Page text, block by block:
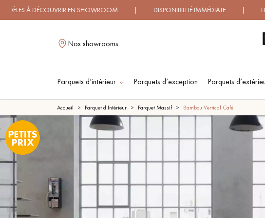
EN SHOWROOM | DISPONIBILITÉ IMMÉDIATE | LIVRAISON
Nos showrooms
Parquets d’intérieur Parquets d’exception Parquets
LES
FLOTTANT
BRUT
Accueil Parquet d'Intérieur Parquet Massif Bambou Vertical Café